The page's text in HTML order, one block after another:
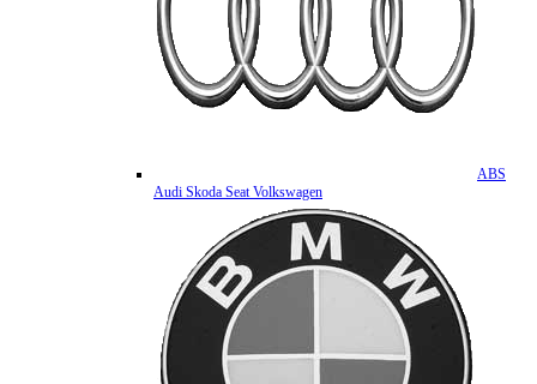
ABS
Audi Skoda Seat Volkswagen